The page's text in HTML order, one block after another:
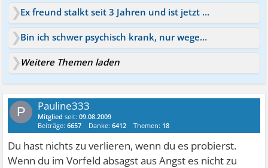
Ex freund stalkt seit 3 Jahren und ist jetzt zweit gega
Bin ich schwer psychisch krank, nur wegen Ängsten?
Weitere Themen laden
P Pauline333
Mitglied seit:09.08.2009
Beiträge:6657 Danke:6412 Themen: 18
Du hast nichts zu verlieren, wenn du es probierst.
Wenn du im Vorfeld absagst aus Angst es nicht zu